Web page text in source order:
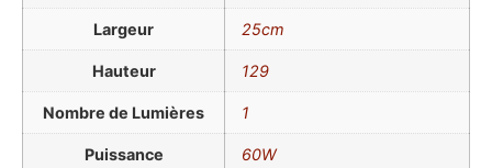
Largeur 25cm
Hauteur 129
Nombre de Lumières 1
Puissance 60W